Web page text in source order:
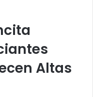
Altas